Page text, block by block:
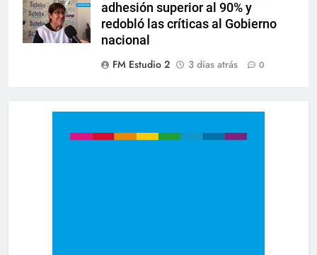
adhesión superior al 90% y
redobló las críticas al Gobierno
nacional
FM Estudio 2
3 días atrás 0